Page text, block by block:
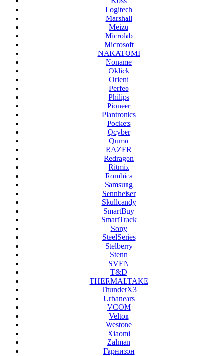
Logitech
Marshall
Meizu
Microlab
Microsoft
NAKATOMI
Noname
Oklick
Orient
Perfeo
Philips
Pioneer
Plantronics
Pockets
Qcyber
Qumo
RAZER
Redragon
Ritmix
Rombica
Samsung
Sennheiser
Skullcandy
SmartBuy
SmartTrack
Sony
SteelSeries
Stelberry
Stenn
SVEN
T&D
THERMALTAKE
ThunderX3
Urbanears
VCOM
Velton
Westone
Xiaomi
Zalman
Гарнизон